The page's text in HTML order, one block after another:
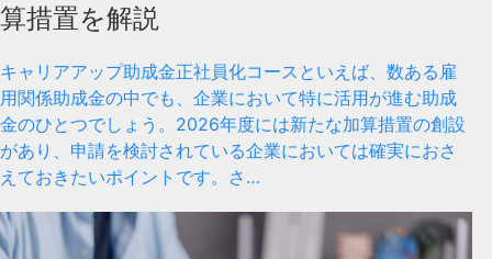
算措置を解説
キャリアアップ助成金正社員化コースといえば、数ある雇
用関係助成金の中でも、企業において特に活用が進む助成
金のひとつでしょう。2026年度には新たな加算措置の創設
があり、申請を検討されている企業においては確実におさ
えておきたいポイントです。さ…